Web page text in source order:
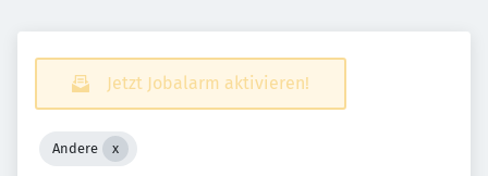
Jetzt Jobalarm aktivieren!
Andere